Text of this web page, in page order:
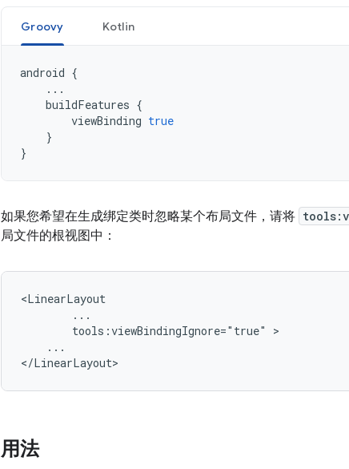
Groovy Kotlin
android {
...
buildFeatures {
viewBinding true
}
}
如果您希望在生成绑定类时忽略某个布局文件，请将
局文件的根视图中：
tools:viewBindingIgnore="true"
...
用法